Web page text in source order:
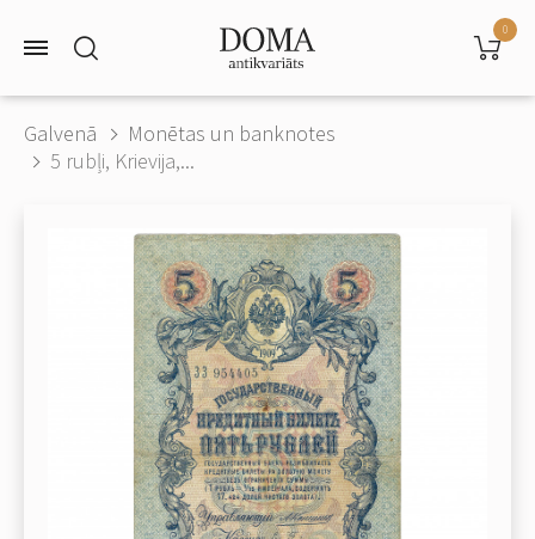
0
Galvenā
Monētas un banknotes
5 rubļi, Krievija,...